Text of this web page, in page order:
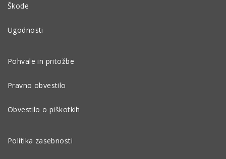
Škode
Ugodnosti
Pohvale in pritožbe
Pravno obvestilo
Obvestilo o piškotkih
Politika zasebnosti